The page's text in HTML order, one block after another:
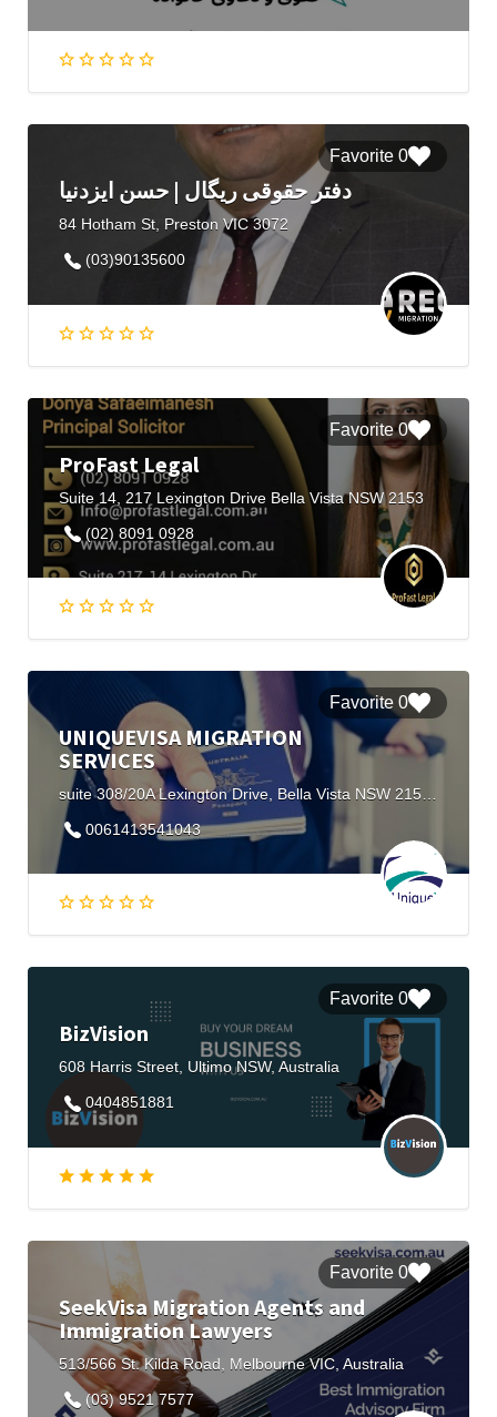
0 Favorite
دفتر حقوقی ریگال | حسن ایزدنیا
84 Hotham St, Preston VIC 3072
(03)90135600
0 Favorite
ProFast Legal
Suite 14, 217 Lexington Drive Bella Vista NSW 2153
(02) 8091 0928
0 Favorite
UNIQUEVISA MIGRATION
SERVICES
0061413541043
0 Favorite
BizVision
608 Harris Street, Ultimo NSW, Australia
0404851881
0 Favorite
SeekVisa Migration Agents and
Immigration Lawyers
513/566 St. Kilda Road, Melbourne VIC, Australia
(03) 9521 7577